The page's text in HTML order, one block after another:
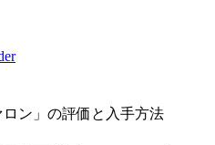
ロン」の評価と入手方法